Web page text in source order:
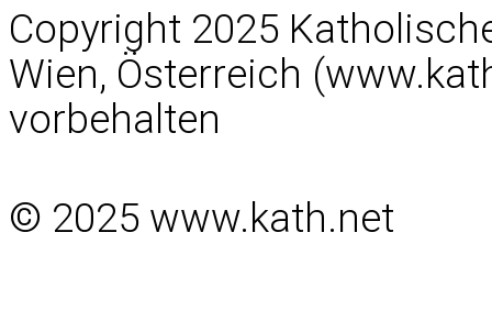
Copyright 2025
Wien, Österreich
vorbehalten
© 2025 www.kath.net